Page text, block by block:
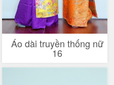
Áo dài truyền thống nữ
16